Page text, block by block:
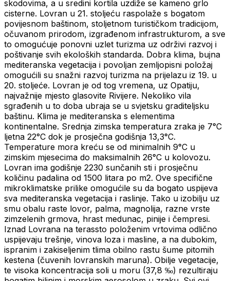
skodovima, a u sredini kortila uzdiže se kameno grlo
cisterne. Lovran u 21. stoljeću raspolaže s bogatom
povijesnom baštinom, stoljetnom turističkom tradicijom,
očuvanom prirodom, izgrađenom infrastrukturom, a sve
to omogućuje ponovni uzlet turizma uz održivi razvoj i
poštivanje svih ekoloških standarda. Dobra klima, bujna
mediteranska vegetacija i povoljan zemljopisni položaj
omogućili su snažni razvoj turizma na prijelazu iz 19. u
20. stoljeće. Lovran je od tog vremena, uz Opatiju,
najvažnije mjesto glasovite Rivijere. Nekoliko vila
sgrađenih u to doba ubraja se u svjetsku graditeljsku
baštinu. Klima je mediteranska s elementima
kontinentalne. Srednja zimska temperatura zraka je 7°C
ljetna 22°C dok je prosječna godišnja 13,3°C.
Temperature mora kreću se od minimalnih 9°C u
zimskim mjesecima do maksimalnih 26°C u kolovozu.
Lovran ima godišnje 2230 sunčanih sti i prosječnu
količinu padalina od 1500 litara po m2. Ove specifične
mikroklimatske prilike omogućile su da bogato uspijeva
sva mediteranska vegetacija i raslinje. Tako u izobilju uz
smu obalu raste lovor, palma, magnolija, razne vrste
zimzelenih grmova, hrast medunac, pinije i čempresi.
Iznad Lovrana na terassto položenim vrtovima odlično
uspijevaju trešnje, vinova loza i masline, a na dubokim,
ispranim i zakiseljenim tlima obilno rastu šume pitomih
kestena (čuvenih lovranskih maruna). Obilje vegetacije,
te visoka koncentracija soli u moru (37,8 ‰) rezultiraju